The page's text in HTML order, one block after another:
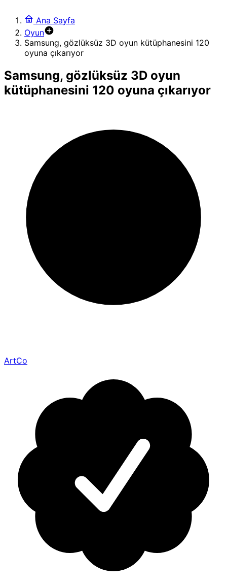
Ana Sayfa
Oyun
Samsung, gözlüksüz 3D oyun kütüphanesini 120
oyuna çıkarıyor
Samsung, gözlüksüz 3D oyun
kütüphanesini 120 oyuna çıkarıyor
ArtCo